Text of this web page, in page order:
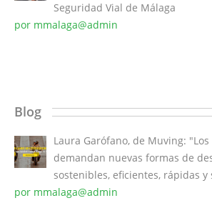
Seguridad Vial de Málaga
por mmalaga@admin
Blog
Laura Garófano, de Muving:
demandan nuevas formas de
sostenibles, eficientes, rápidas y
por mmalaga@admin